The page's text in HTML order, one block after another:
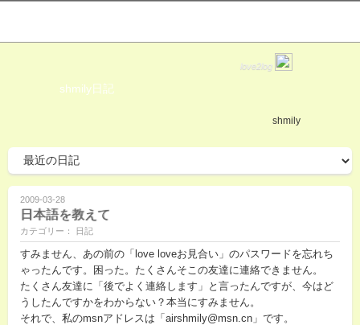
love2log
shmily日記
shmily
2009-03-28
日本語を教えて
カテゴリー： 日記
すみません、あの前の「love loveお見合い」のパスワードを忘れち
ゃったんです。困った。たくさんそこの友達に連絡できません。
たくさん友達に「後でよく連絡します」と言ったんですが、今はど
うしたんですかをわからない？本当にすみません。
それで、私のmsnアドレスは「airshmily@msn.cn」です。